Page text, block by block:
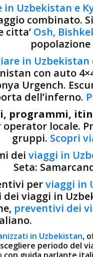
in Uzbekistan e
combinato.
citta’ Osh,
in
con auto
Urgench.
dell’inferno.
programmi,
operator locale.
gruppi. Scopri
dei viaggi in
Seta:
perviaggi in
dei viaggi in
preventivi dei
in Uzbekistan,
periodo del